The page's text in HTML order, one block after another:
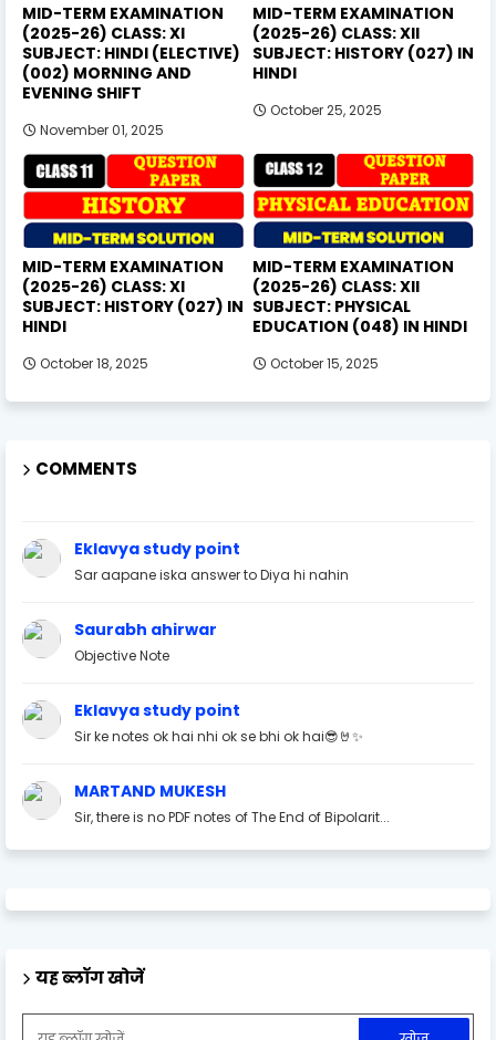
MID-TERM EXAMINATION
(2025-26) CLASS: XI
SUBJECT: HINDI (ELECTIVE)
(002) MORNING AND
EVENING SHIFT
November 01, 2025
MID-TERM EXAMINATION
(2025-26) CLASS: XII
SUBJECT: HISTORY (027) IN
HINDI
October 25, 2025
MID-TERM EXAMINATION
(2025-26) CLASS: XI
SUBJECT: HISTORY (027) IN
HINDI
October 18, 2025
MID-TERM EXAMINATION
(2025-26) CLASS: XII
SUBJECT: PHYSICAL
EDUCATION (048) IN HINDI
October 15, 2025
COMMENTS
Eklavya study point
Sar aapane iska answer to Diya hi nahin
Saurabh ahirwar
Objective Note
Eklavya study point
Sir ke notes ok hai nhi ok se bhi ok hai😎🤘✨
MARTAND MUKESH
Sir, there is no PDF notes of The End of Bipolarit...
यह ब्लॉग खोजें